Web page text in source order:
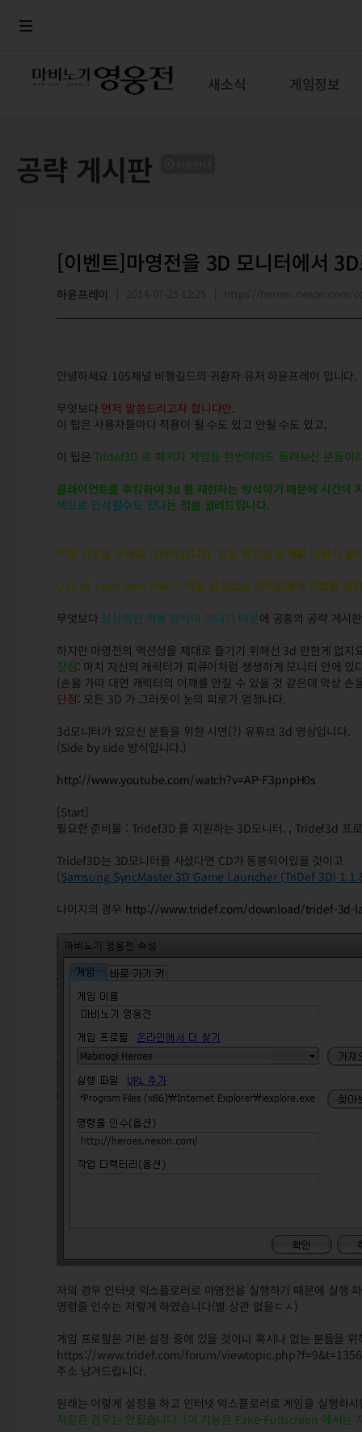
새소식 게임정보
공략 게시판
[이벤트]마영전을 3D 모니터에서
하윤프레이
안녕하세요 105채널 비행길드의 귀환자 유저 하윤프레이 입니다.
무엇보다 먼저 말씀드리고자 합니다만.
이 팁은 사용자들마다 적용이 될 수도 있고 안될 수도 있고,
이 팁은 Tridef3D 로 패키지 게임을 한번이라도 돌려보신 분들이
클라이언트를 후킹하여 3d 를 재현하는 방식이기 때문에 시간이
핵으로 인식될수도 있다는 점을 알려드립니다.
또한 사양을 두배로 잡아먹습니다. 같은 화면을 두개로 나눠서 출
Use at your own risk!!! 저는 관심있는 유저들에게 방법을 알
무엇보다 정상적인 작동 방식이 아니기 때문에 공홈의 공략 게시
하지만 마영전의 액션성을 제대로 즐기기 위해선 3d 만한게 없
장점: 마치 자신의 캐릭터가 피큐어처럼 생생하게 모니터 안에 있
(손을 가따 대면 캐릭터의 어꺠를 만질 수 있을 것 같은데 막상 손
단점: 모든 3D 가 그러듯이 눈의 피로가 엄청나다.
3d모니터가 있으신 분들을 위한 시연(?) 유튜브 3d 영상입니다.
(Side by side 방식입니다.)
http://www.youtube.com/watch?v=AP-F3pnpH0s
[Start]
필요한 준비물 : Tridef3D 를 지원하는 3D모니터. , Tridef3d 프
Tridef3D는 3D모니터를 사셨다면 CD가 동봉되어있을 것이고
(Samsung SyncMaster 3D Game Launcher (TriDef 3D)
나머지의 경우 http://www.tridef.com/download/tridef-3d-
저의 경우 인터넷 익스플로러로 마영전을 실행하기 때문에 실행
명령줄 인수는 저렇게 하였습니다(별 상관 없을ㄷㅅ)
게임 프로필은 기본 설정 중에 있을 것이나 혹시나 없는 분들을 위
https://www.tridef.com/forum/viewtopic.php?f=9&t=1356
주소 남겨드립니다.
원래는 이렇게 설정을 하고 인터넷 익스플로러로 게임을 실행하
저같은 경우는 안됬습니다. (이 기능은 Fake-Fullscreen 에서는